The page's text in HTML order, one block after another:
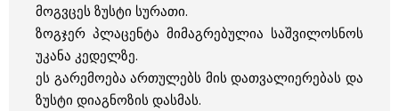
მოგვცეს ზუსტი სურათი.
ზოგჯერ პლაცენტა მიმაგრებულია საშვილოსნოს
უკანა კედელზე.
ეს გარემოება ართულებს მის დათვალიერებას და
ზუსტი დიაგნოზის დასმას.